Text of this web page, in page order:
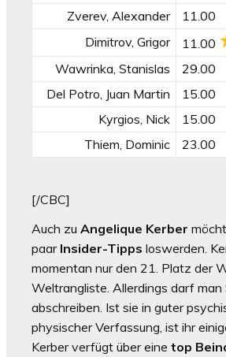
Zverev, Alexander
11.00
Dimitrov, Grigor
11.00
Wawrinka, Stanislas
29.00
Del Potro, Juan Martin
15.00
Kyrgios, Nick
15.00
Thiem, Dominic
23.00
[/CBC]
Auch zu Angelique Kerber
paar Insider-Tipps loswerden.
momentan nur den 21. Platz der
Weltrangliste. Allerdings darf man
abschreiben. Ist sie in guter
physischer Verfassung, ist ihr
Kerber verfügt über eine top